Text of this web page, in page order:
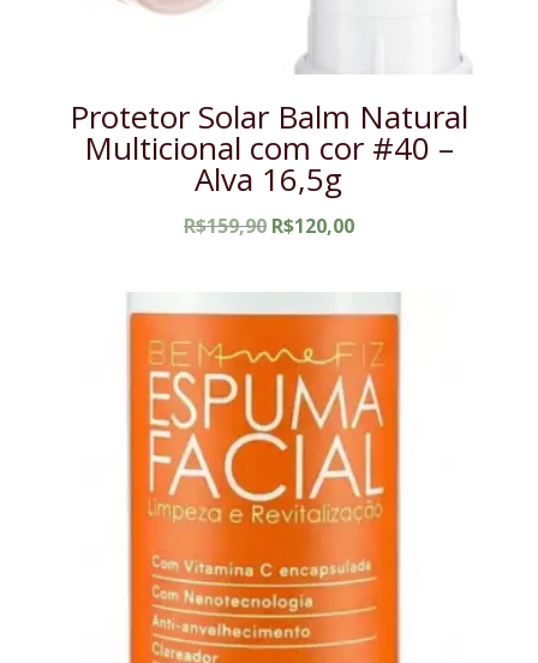
Protetor Solar Balm Natural
Multicional com cor #40 –
Alva 16,5g
R$159,90 O
R$120,00O